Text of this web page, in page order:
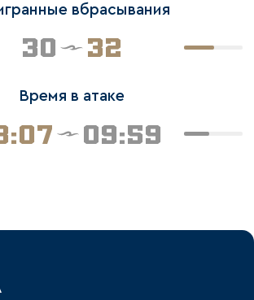
вбрасывания
30 32
Время в атаке
09:59